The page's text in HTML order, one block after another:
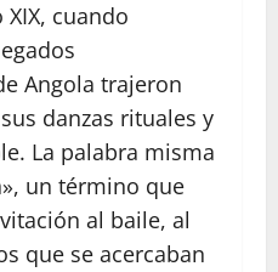
cuando
Angola trajeron
danzas rituales y
La palabra misma
un término que
al baile, al
que se acercaban